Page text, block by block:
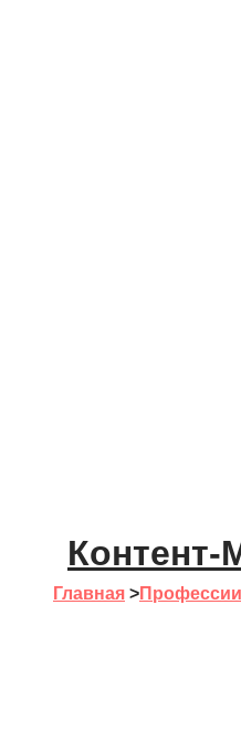
Контент-
Главная >Профессии